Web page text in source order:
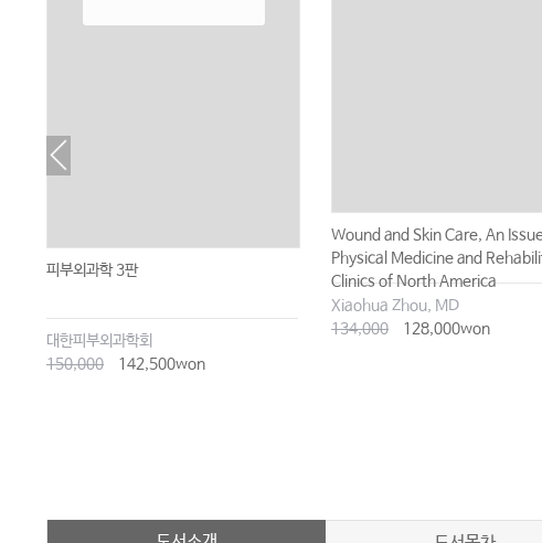
피부외과학 3판
대한피부외과학회
150,000
142,500won
Wound and Skin Care, An
Physical Medicine and
Clinics of North America
Xiaohua Zhou, MD
134,000
128,000won